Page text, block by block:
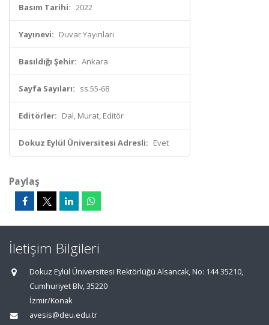
Basım Tarihi: 2022
Yayınevi: Duvar Yayınları
Basıldığı Şehir: Ankara
Sayfa Sayıları: ss.55-68
Editörler: Dal, Murat, Editör
Dokuz Eylül Üniversitesi Adresli: Evet
Paylaş
İletişim Bilgileri
Dokuz Eylül Üniversitesi Rektörlüğü Alsancak, No: 144 35210,
Cumhuriyet Blv, 35220
İzmir/Konak
avesis@deu.edu.tr